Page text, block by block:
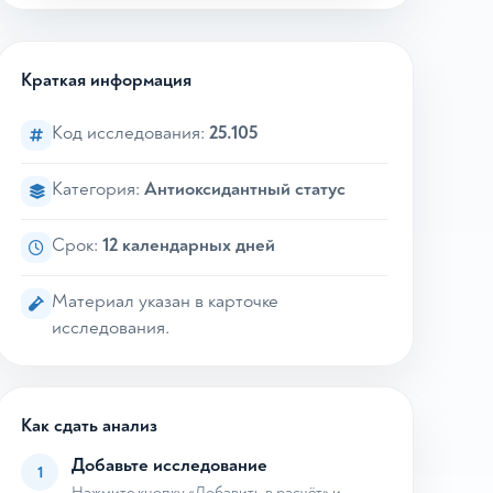
Краткая информация
Код исследования: 25.105
Категория: Антиоксидантный статус
Срок: 12 календарных дней
Материал указан в карточке
исследования.
Как сдать анализ
1 Добавьте исследование